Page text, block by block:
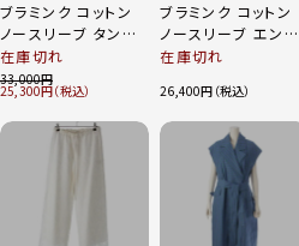
ブラミンク コットン
ノースリーブ タンク
ワンピース 7926-
299-0413 ブラック
36
在庫切れ
33,000
25,300
ブラミンク コットン
ノースリーブ エンブ
ロイダリー ワンピー
000000 ブラック 38
在庫切れ
26,400